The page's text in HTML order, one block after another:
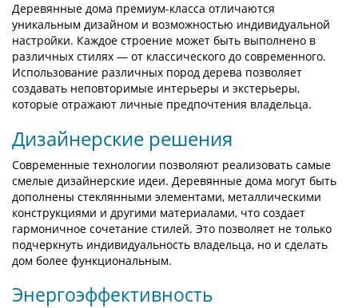
Деревянные дома премиум-класса отличаются
уникальным дизайном и возможностью индивидуальной
настройки. Каждое строение может быть выполнено в
различных стилях — от классического до современного.
Использование различных пород дерева позволяет
создавать неповторимые интерьеры и экстерьеры,
которые отражают личные предпочтения владельца.
Дизайнерские решения
Современные технологии позволяют реализовать самые
смелые дизайнерские идеи. Деревянные дома могут быть
дополнены стеклянными элементами, металлическими
конструкциями и другими материалами, что создает
гармоничное сочетание стилей. Это позволяет не только
подчеркнуть индивидуальность владельца, но и сделать
дом более функциональным.
Энергоэффективность